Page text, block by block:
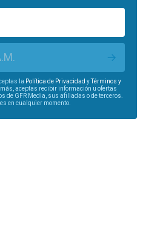
la Política de Privacidad yTérminos y
aceptas recibir información u ofertas
de GFR Media, sus afiliadas o de terceros.
en cualquier momento.